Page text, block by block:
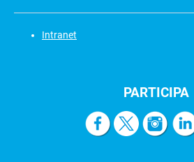
Intranet
PARTICIPA